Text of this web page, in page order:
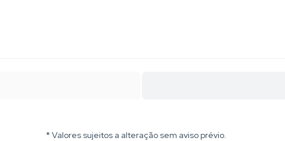
* Valores sujeitos a alteração sem aviso prévio.